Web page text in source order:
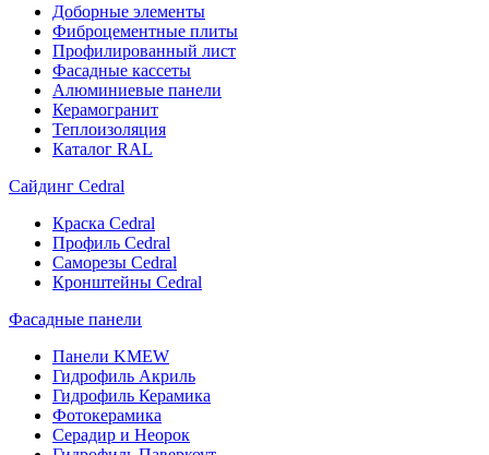
Доборные элементы
Фиброцементные плиты
Профилированный лист
Фасадные кассеты
Алюминиевые панели
Керамогранит
Теплоизоляция
Каталог RAL
Сайдинг Cedral
Краска Cedral
Профиль Cedral
Саморезы Cedral
Кронштейны Cedral
Фасадные панели
Панели KMEW
Гидрофиль Акриль
Гидрофиль Керамика
Фотокерамика
Серадир и Неорок